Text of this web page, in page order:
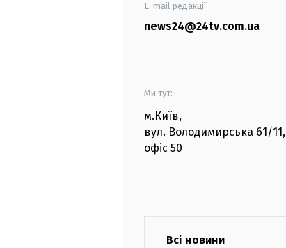
E-mail редакції
news24@24tv.com.ua
Ми тут:
м.Київ,
вул. Володимирська 61/11,
офіс 50
Всі новини